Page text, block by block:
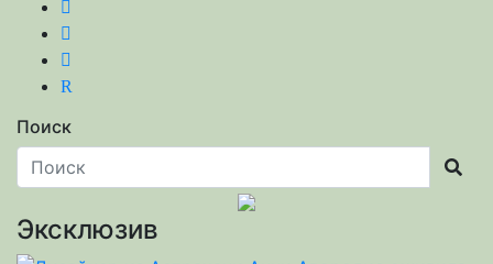
R
Поиск
Эксклюзив